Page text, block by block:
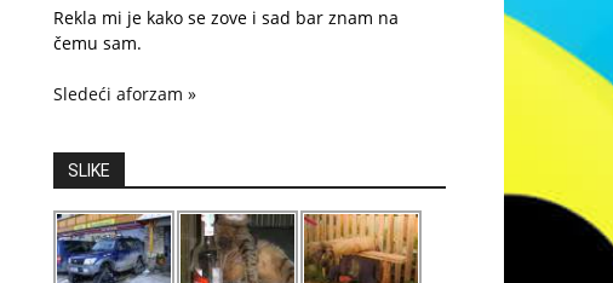
Rekla mi je kako se zove i sad bar znam na
čemu sam.
Sledeći aforzam »
SLIKE